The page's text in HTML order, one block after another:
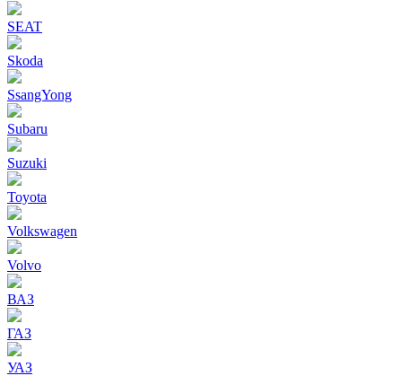
SEAT
Skoda
SsangYong
Subaru
Suzuki
Toyota
Volkswagen
Volvo
ВАЗ
ГАЗ
УАЗ